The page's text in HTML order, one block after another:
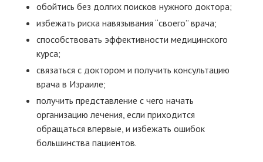
обойтись без долгих поисков нужного доктора;
избежать риска навязывания “своего” врача;
способствовать эффективности медицинского
курса;
связаться с доктором и получить консультацию
врача в Израиле;
получить представление с чего начать
организацию лечения, если приходится
обращаться впервые, и избежать ошибок
большинства пациентов.